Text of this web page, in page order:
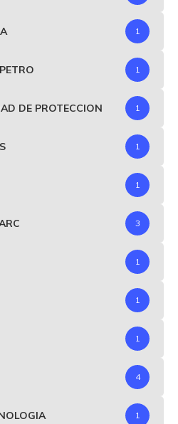
1
1
DE PROTECCION 1
1
1
3
1
1
1
4
1